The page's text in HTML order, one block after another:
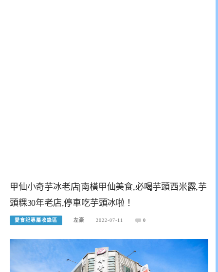
甲仙小奇芋冰老店|南橫甲仙美食,必喝芋頭西米露,芋
頭粿30年老店,停車吃芋頭冰啦！
愛食記專屬收錄區 左豪 2022-07-11 0